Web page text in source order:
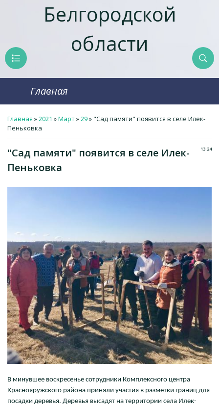
Белгородской
области
Главная
Главная »2021 »Март»29» "Сад памяти" появится в селе Илек-
Пеньковка
13:24
"Сад памяти" появится в селе Илек-
Пеньковка
В минувшее воскресенье сотрудники Комплексного центра
Краснояружского района приняли участия в разметки границ для
посадки деревья. Деревья высадят на территории села Илек-